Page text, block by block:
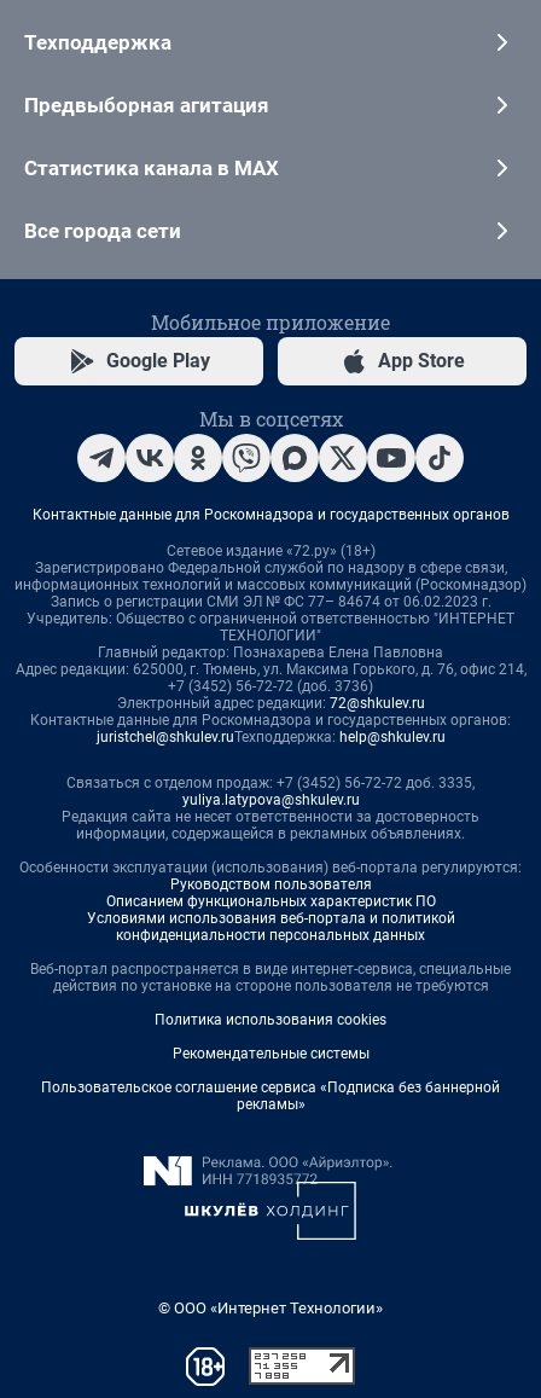
Техподдержка
Предвыборная агитация
Статистика канала в MAX
Все города сети
Мобильное приложение
Google Play App Store
Мы в соцсетях
Контактные данные для Роскомнадзора и государственных органов
Сетевое издание «72.ру» (18+)
Зарегистрировано Федеральной службой по надзору в сфере связи,
информационных технологий и массовых коммуникаций (Роскомнадзор)
Запись о регистрации СМИ ЭЛ № ФС 77– 84674 от 06.02.2023 г.
Учредитель: Общество с ограниченной ответственностью "ИНТЕРНЕТ
ТЕХНОЛОГИИ"
Главный редактор: Познахарева Елена Павловна
Адрес редакции: 625000, г. Тюмень, ул. Максима Горького, д. 76, офис 214,
+7 (3452) 56-72-72 (доб. 3736)
Электронный адрес редакции: 72@shkulev.ru
Контактные данные для Роскомнадзора и государственных органов:
juristchel@shkulev.ruТехподдержка: help@shkulev.ru
Связаться с отделом продаж: +7 (3452) 56-72-72 доб. 3335,
yuliya.latypova@shkulev.ru
Редакция сайта не несет ответственности за достоверность
информации, содержащейся в рекламных объявлениях.
Особенности эксплуатации (использования) веб-портала регулируются:
Руководством пользователя
Описанием функциональных характеристик ПО
Условиями использования веб-портала и политикой
конфиденциальности персональных данных
Веб-портал распространяется в виде интернет-сервиса, специальные
действия по установке на стороне пользователя не требуются
Политика использования cookies
Рекомендательные системы
Пользовательское соглашение сервиса «Подписка без баннерной
рекламы»
© ООО «Интернет Технологии»